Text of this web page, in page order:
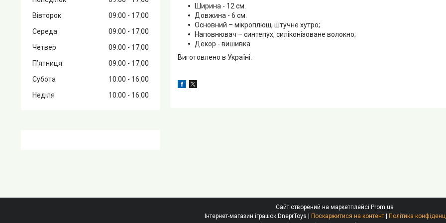
Ширина - 12 см.
Довжина - 6 см.
Основний – мікроплюш, штучне хутро;
Наповнювач – синтепух, силіконізоване волокно;
Декор - вишивка
Виготовлено в Україні.
Вівторок
09:00
17:00
Середа
09:00
17:00
Четвер
09:00
17:00
Пʼятниця
09:00
17:00
Субота
10:00
16:00
Неділя
10:00 16:00
Сайт створений на маркетплейсі Prom.ua
Поскаржитися на контент
Політика